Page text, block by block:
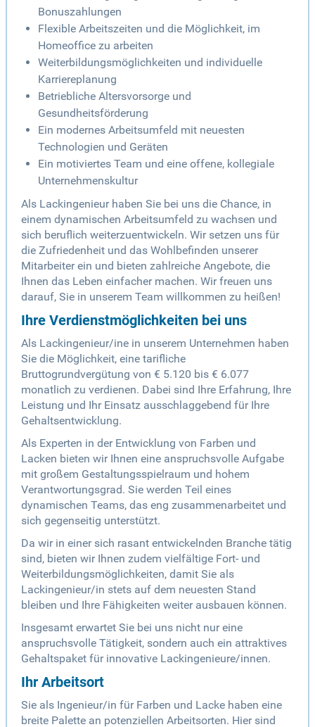
Bonuszahlungen
Flexible Arbeitszeiten und die Möglichkeit, im
Homeoffice zu arbeiten
Weiterbildungsmöglichkeiten und individuelle
Karriereplanung
Betriebliche Altersvorsorge und
Gesundheitsförderung
Ein modernes Arbeitsumfeld mit neuesten
Technologien und Geräten
Ein motiviertes Team und eine offene, kollegiale
Unternehmenskultur
Als Lackingenieur haben Sie bei uns die Chance, in
einem dynamischen Arbeitsumfeld zu wachsen und
sich beruflich weiterzuentwickeln. Wir setzen uns für
die Zufriedenheit und das Wohlbefinden unserer
Mitarbeiter ein und bieten zahlreiche Angebote, die
Ihnen das Leben einfacher machen. Wir freuen uns
darauf, Sie in unserem Team willkommen zu heißen!
Ihre Verdienstmöglichkeiten bei uns
Als Lackingenieur/ine in unserem Unternehmen haben
Sie die Möglichkeit, eine tarifliche
Bruttogrundvergütung von € 5.120 bis € 6.077
monatlich zu verdienen. Dabei sind Ihre Erfahrung, Ihre
Leistung und Ihr Einsatz ausschlaggebend für Ihre
Gehaltsentwicklung.
Als Experten in der Entwicklung von Farben und
Lacken bieten wir Ihnen eine anspruchsvolle Aufgabe
mit großem Gestaltungsspielraum und hohem
Verantwortungsgrad. Sie werden Teil eines
dynamischen Teams, das eng zusammenarbeitet und
sich gegenseitig unterstützt.
Da wir in einer sich rasant entwickelnden Branche tätig
sind, bieten wir Ihnen zudem vielfältige Fort- und
Weiterbildungsmöglichkeiten, damit Sie als
Lackingenieur/in stets auf dem neuesten Stand
bleiben und Ihre Fähigkeiten weiter ausbauen können.
Insgesamt erwartet Sie bei uns nicht nur eine
anspruchsvolle Tätigkeit, sondern auch ein attraktives
Gehaltspaket für innovative Lackingenieure/innen.
Ihr Arbeitsort
Sie als Ingenieur/in für Farben und Lacke haben eine
breite Palette an potenziellen Arbeitsorten. Hier sind